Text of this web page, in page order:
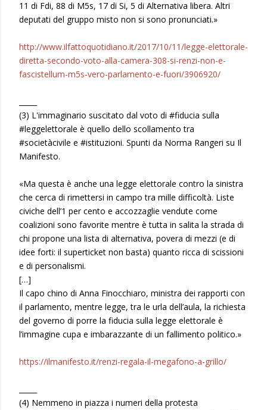
11 di Fdi, 88 di M5s, 17 di Si, 5 di Alternativa libera. Altri
deputati del gruppo misto non si sono pronunciati.»
http://www.ilfattoquotidiano.it/2017/10/11/legge-elettorale-
diretta-secondo-voto-alla-camera-308-si-renzi-non-e-
fascistellum-m5s-vero-parlamento-e-fuori/3906920/
(3) L'immaginario suscitato dal voto di #fiducia sulla
#leggelettorale è quello dello scollamento tra
#societàcivile e #istituzioni. Spunti da Norma Rangeri su Il
Manifesto.
«Ma questa è anche una legge elettorale contro la sinistra
che cerca di rimettersi in campo tra mille difficoltà. Liste
civiche dell’1 per cento e accozzaglie vendute come
coalizioni sono favorite mentre è tutta in salita la strada di
chi propone una lista di alternativa, povera di mezzi (e di
idee forti: il superticket non basta) quanto ricca di scissioni
e di personalismi.
[…]
Il capo chino di Anna Finocchiaro, ministra dei rapporti con
il parlamento, mentre legge, tra le urla dell’aula, la richiesta
del governo di porre la fiducia sulla legge elettorale è
l’immagine cupa e imbarazzante di un fallimento politico.»
https://ilmanifesto.it/renzi-regala-il-megafono-a-grillo/
(4) Nemmeno in piazza i numeri della protesta